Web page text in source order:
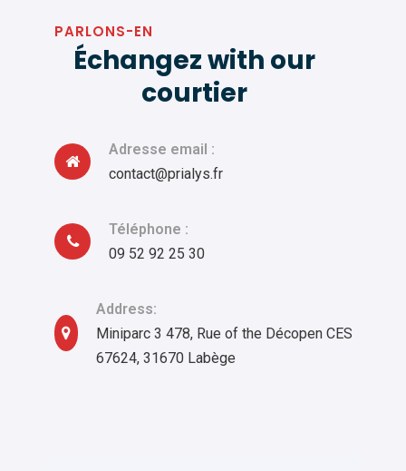
PARLONS-EN
Échangez with our
courtier
Adresse email :
contact@prialys.fr
Téléphone :
09 52 92 25 30
Address:
Miniparc 3 478, Rue of the Décopen CES
67624, 31670 Labège